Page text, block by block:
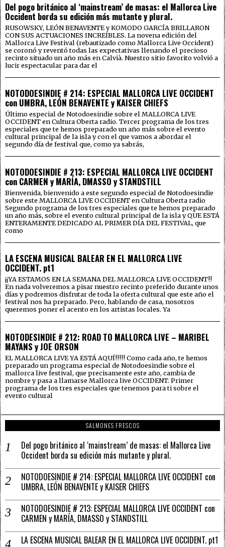
Del pogo británico al ‘mainstream’ de masas: el Mallorca Live
Occident borda su edición más mutante y plural.
RUSOWSKY, LEÓN BENAVENTE y KOMODO GARCÍA BRILLARON
CON SUS ACTUACIONES INCREÍBLES. La novena edición del
Mallorca Live Festival (rebautizado como Mallorca Live Occident)
se coronó y reventó todas las expectativas llenando el precioso
recinto situado un año más en Calvià. Nuestro sitio favorito volvió a
lucir espectacular para dar el
NOTODOESINDIE # 214: ESPECIAL MALLORCA LIVE OCCIDENT
con UMBRA, LEÓN BENAVENTE y KAISER CHIEFS
Último especial de Notodoesindie sobre el MALLORCA LIVE
OCCIDENT en Cultura Oberta radio. Tercer programa de los tres
especiales que te hemos preparado un año más sobre el evento
cultural principal de la isla y con el que vamos a abordar el
segundo día de festival que, como ya sabrás,
NOTODOESINDIE # 213: ESPECIAL MALLORCA LIVE OCCIDENT
con CARMEN y MARÍA, DMASSO y STANDSTILL
Bienvenida, bienvenido a este segundo especial de Notodoesindie
sobre este MALLORCA LIVE OCCIDENT en Cultura Oberta radio
Segundo programa de los tres especiales que te hemos preparado
un año más, sobre el evento cultural principal de la isla y QUE ESTÁ
ENTERAMENTE DEDICADO AL PRIMER DÍA DEL FESTIVAL, que
como
LA ESCENA MUSICAL BALEAR EN EL MALLORCA LIVE
OCCIDENT. pt1
¡¡YA ESTAMOS EN LA SEMANA DEL MALLORCA LIVE OCCIDENT!!
En nada volveremos a pisar nuestro recinto preferido durante unos
días y podremos disfrutar de toda la oferta cultural que este año el
festival nos ha preparado. Pero, hablando de casa, nosotros
queremos poner el acento en los artistas locales. Ya
NOTODESINDIE # 212: ROAD TO MALLORCA LIVE – MARIBEL
MAYANS y JOE ORSON
EL MALLORCA LIVE YA ESTÁ AQUÍ!!!!! Como cada año, te hemos
preparado un programa especial de Notodoesindie sobre el
mallorca live festival, que precisamente este año, cambia de
nombre y pasa a llamarse Mallorca live OCCIDENT. Primer
programa de los tres especiales que tenemos para ti sobre el
evento cultural
SALMONES FRESCOS
Del pogo británico al ‘mainstream’ de masas: el Mallorca Live
Occident borda su edición más mutante y plural.
NOTODOESINDIE # 214: ESPECIAL MALLORCA LIVE OCCIDENT con
UMBRA, LEÓN BENAVENTE y KAISER CHIEFS
NOTODOESINDIE # 213: ESPECIAL MALLORCA LIVE OCCIDENT con
CARMEN y MARÍA, DMASSO y STANDSTILL
LA ESCENA MUSICAL BALEAR EN EL MALLORCA LIVE OCCIDENT. pt1